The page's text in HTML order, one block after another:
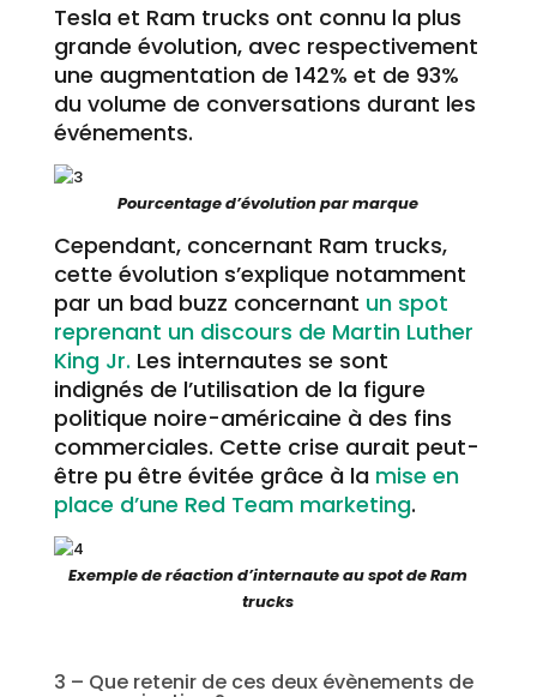
Tesla et Ram trucks ont connu la plus
grande évolution, avec respectivement
une augmentation de 142% et de 93%
du volume de conversations durant les
événements.
Pourcentage d’évolution par marque
Cependant, concernant Ram trucks,
cette évolution s’explique notamment
par un bad buzz concernant un spot
reprenant un discours de Martin Luther
King Jr. Les internautes se sont
indignés de l’utilisation de la figure
politique noire-américaine à des fins
commerciales. Cette crise aurait peut-
être pu être évitée grâce à la mise en
place d’une Red Team marketing.
Exemple de réaction d’internaute au spot de Ram
trucks
3 – Que retenir de ces deux évènements de